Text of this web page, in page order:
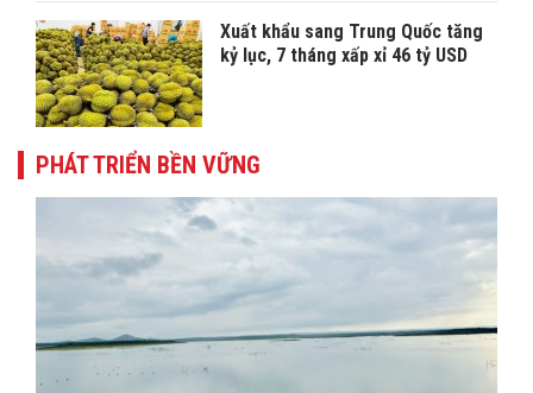
Xuất khẩu sang Trung Quốc tăng
kỷ lục, 7 tháng xấp xỉ 46 tỷ USD
PHÁT TRIỂN BỀN VỮNG